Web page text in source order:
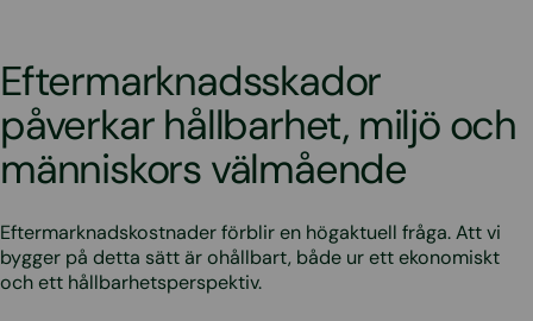
Eftermarknadsskador
påverkar hållbarhet, miljö och
människors välmående
Eftermarknadskostnader förblir en högaktuell fråga. Att vi
bygger på detta sätt är ohållbart, både ur ett ekonomiskt
och ett hållbarhetsperspektiv.